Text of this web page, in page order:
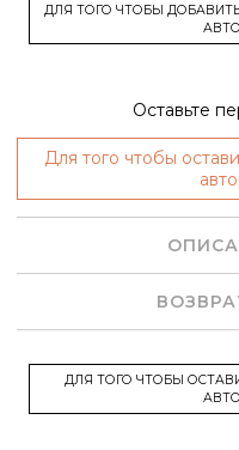
ДЛЯ ТОГО ЧТОБЫ
Оставьте
Для того чтобы
ДЛЯ ТОГО ЧТОБЫ